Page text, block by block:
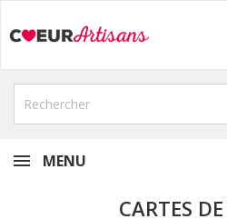
MENU
CARTES